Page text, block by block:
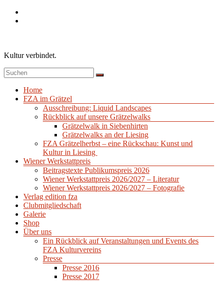
Zum
Inhalt
Kultur verbindet.
Menü
Home
FZA im Grätzel
Ausschreibung: Liquid Landscapes
Rückblick auf unsere Grätzelwalks
Grätzelwalk in Siebenhirten
Grätzelwalks an der Liesing
FZA Grätzelherbst – eine Rückschau: Kunst und
Kultur in Liesing
Wiener Werkstattpreis
Beitragstexte Publikumspreis 2026
Wiener Werkstattpreis 2026/2027 – Literatur
Wiener Werkstattpreis 2026/2027 – Fotografie
Verlag edition fza
Clubmitgliedschaft
Galerie
Shop
Über uns
Ein Rückblick auf Veranstaltungen und Events des
FZA Kulturvereins
Presse
Presse 2016
Presse 2017